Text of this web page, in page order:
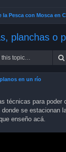
la Pesca con Mosca en
planchas o
en un río
técnicas para
se
enseño acá.